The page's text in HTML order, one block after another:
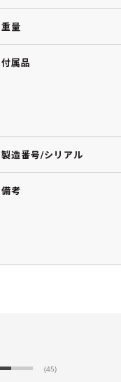
重量
付属品
製造番号/シリアル
備考
(45)